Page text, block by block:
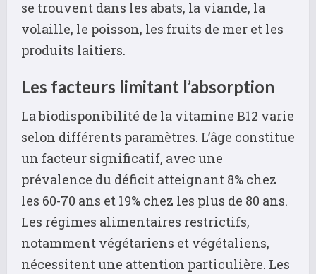
se trouvent dans les abats, la viande, la
volaille, le poisson, les fruits de mer et les
produits laitiers.
Les facteurs limitant l’absorption
La biodisponibilité de la vitamine B12 varie
selon différents paramètres. L’âge constitue
un facteur significatif, avec une
prévalence du déficit atteignant 8% chez
les 60-70 ans et 19% chez les plus de 80 ans.
Les régimes alimentaires restrictifs,
notamment végétariens et végétaliens,
nécessitent une attention particulière. Les